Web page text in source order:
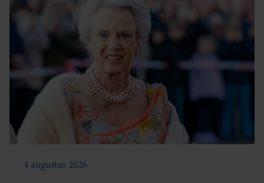
4 augustus 2026